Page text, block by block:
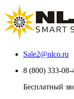
Sale2@nlco.ru
8 (800) 333-08-
Бесплатный